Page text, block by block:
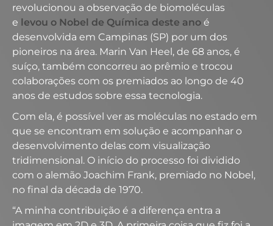
revolucionou a observação de biomoléculas
e levou o Nobel de Química deste ano é
desenvolvida em Campinas (SP) por um dos
pioneiros na área. Marin Van Heel, de 68 anos, é
suíço, também concorreu ao prêmio e trocou
colaborações com os premiados ao longo de 40
anos de estudos sobre essa tecnologia.
Com ela, é possível ver as moléculas no estado em
que se encontram em solução e acompanhar o
desenvolvimento delas com visualização
tridimensional. O início do processo foi dividido
com o alemão Joachim Frank, premiado no Nobel,
no final da década de 1970.
“A minha contribuição é a diferença entra a